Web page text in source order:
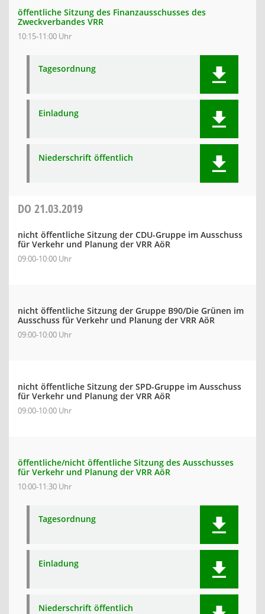
öffentliche Sitzung des Finanzausschusses des
Zweckverbandes VRR
10:15-11:00 Uhr
Tagesordnung
Einladung
Niederschrift öffentlich
DO 21.03.2019
nicht öffentliche Sitzung der CDU-Gruppe im Ausschuss
für Verkehr und Planung der VRR AöR
09:00-10:00 Uhr
nicht öffentliche Sitzung der Gruppe B90/Die Grünen im
Ausschuss für Verkehr und Planung der VRR AöR
09:00-10:00 Uhr
nicht öffentliche Sitzung der SPD-Gruppe im Ausschuss
für Verkehr und Planung der VRR AöR
09:00-10:00 Uhr
öffentliche/nicht öffentliche Sitzung des Ausschusses
für Verkehr und Planung der VRR AöR
10:00-11:30 Uhr
Tagesordnung
Einladung
Niederschrift öffentlich